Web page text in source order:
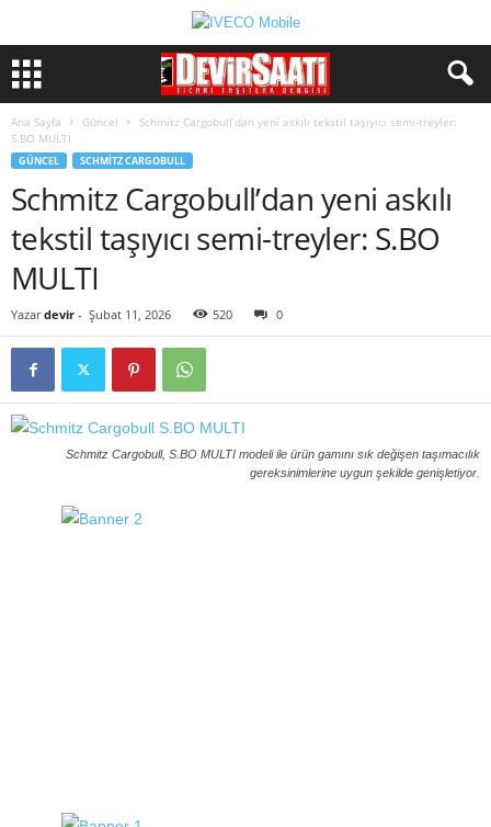
Ana Sayfa Güncel
Schmitz Cargobull’dan yeni askılı tekstil taşıyıcı semi-treyler:
S.BO MULTI
GÜNCEL SCHMITZ CARGOBULL
Schmitz Cargobull’dan yeni askılı
tekstil taşıyıcı semi-treyler: S.BO
MULTI
Yazar devir - Şubat 11, 2026 520 0
Schmitz Cargobull, S.BO MULTI modeli ile ürün gamını sık değişen taşımacılık
gereksinimlerine uygun şekilde genişletiyor.